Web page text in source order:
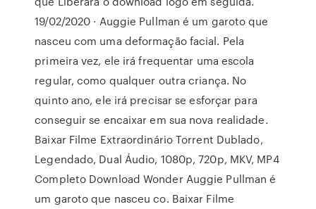
19/02/2020 · Auggie Pullman é um garoto que
nasceu com uma deformação facial. Pela
primeira vez, ele irá frequentar uma escola
regular, como qualquer outra criança. No
quinto ano, ele irá precisar se esforçar para
conseguir se encaixar em sua nova realidade.
Baixar Filme Extraordinário Torrent Dublado,
Legendado, Dual Áudio, 1080p, 720p, MKV, MP4
Completo Download Wonder Auggie Pullman é
um garoto que nasceu co. Baixar Filme